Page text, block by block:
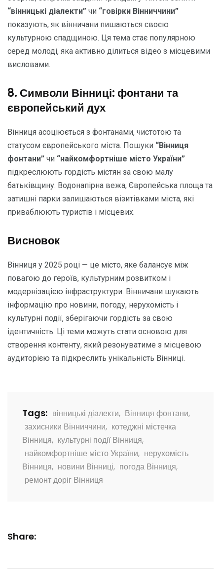
“вінницькі діалекти” чи “говірки Вінниччини”
показують, як вінничани пишаються своєю
культурною спадщиною. Ця тема стає популярною
серед молоді, яка активно ділиться відео з місцевими
висловами.
8. Символи Вінниці: фонтани та
європейський дух
Вінниця асоціюється з фонтанами, чистотою та
статусом європейського міста. Пошуки “Вінниця
фонтани” чи “найкомфортніше місто України”
підкреслюють гордість містян за свою малу
батьківщину. Водонапірна вежа, Європейська площа та
затишні парки залишаються візитівками міста, які
приваблюють туристів і місцевих.
Висновок
Вінниця у 2025 році — це місто, яке балансує між
повагою до героїв, культурним розвитком і
модернізацією інфраструктури. Вінничани шукають
інформацію про новини, погоду, нерухомість і
культурні події, зберігаючи гордість за свою
ідентичність. Ці теми можуть стати основою для
створення контенту, який резонуватиме з місцевою
аудиторією та підкреслить унікальність Вінниці.
Tags: вінницькі діалекти, Вінниця фонтани,
захисники Вінниччини, котеджні містечка
Вінниця, культурні події Вінниця,
найкомфортніше місто України, нерухомість
Вінниця, новини Вінниці, погода Вінниця,
ремонт доріг Вінниця
Share: